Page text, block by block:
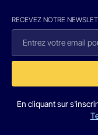
RECEVEZ NOTRE
En cliquant sur